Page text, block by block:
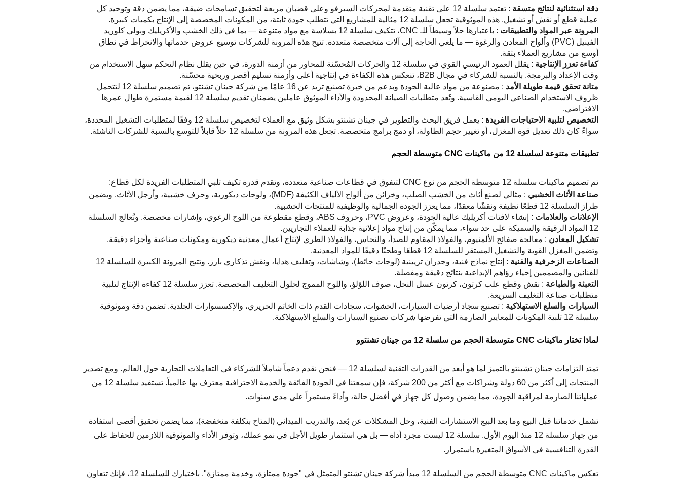
دقة استثنائية لنتائج متسقة
: تعتمد سلسلة 12 على تقنية متقدمة لمحركات السيرفو وعلى قضبان مربعة لتحقيق تسامحات ضيقة، مما يضمن دقة وتوحيد كل
عملية قطع أو نقش أو تشغيل. هذه الموثوقية تجعل سلسلة 12 مثالية للمشاريع التي تتطلب جودة ثابتة، من المكونات المخصصة إلى الإنتاج بكميات كبيرة.
المرونة عبر المواد والتطبيقات
: باعتبارها حلاً وسيطاً للـ CNC، تتكيف سلسلة 12 بسلاسة مع مواد متنوعة — بما في ذلك الخشب والأكريليك وبولي كلوريد
الفينيل (PVC) وألواح المعادن والرغوة — ما يلغي الحاجة إلى آلات متخصصة متعددة. تتيح هذه المرونة للشركات توسيع عروض خدماتها والانخراط في نطاق
أوسع من مشاريع العملاء بثقة.
كفاءة تعزز الإنتاجية
: يقلل العمود الرئيسي القوي في سلسلة 12 والحركات المُحسّنة للمحاور من أزمنة الدورة، في حين يقلل نظام التحكم سهل الاستخدام من
وقت الإعداد والبرمجة. بالنسبة للشركاء في مجال B2B، تنعكس هذه الكفاءة في إنتاجية أعلى وأزمنة تسليم أقصر وربحية محسّنة.
متانة تحقق قيمة طويلة الأمد
: مصنوعة من مواد عالية الجودة وبدعم من خبرة تصنيع تزيد عن 16 عامًا من شركة جينان تشنتو، تم تصميم سلسلة 12 لتتحمل
ظروف الاستخدام الصناعي اليومي القاسية. وتُعد متطلبات الصيانة المحدودة والأداء الموثوق عاملين يضمنان تقديم سلسلة 12 لقيمة مستمرة طوال عمرها
الافتراضي.
التخصيص لتلبية الاحتياجات الفريدة
: يعمل فريق البحث والتطوير في جينان تشنتو بشكل وثيق مع العملاء لتخصيص سلسلة 12 وفقًا لمتطلبات التشغيل المحددة،
سواءً كان ذلك تعديل قوة المغزل، أو تغيير حجم الطاولة، أو دمج برامج متخصصة. تجعل هذه المرونة من سلسلة 12 حلاً قابلاً للتوسع بالنسبة للشركات الناشئة.
تطبيقات متنوعة لسلسلة 12 من ماكينات CNC متوسطة الحجم
تم تصميم ماكينات سلسلة 12 متوسطة الحجم من نوع CNC لتتفوق في قطاعات صناعية متعددة، وتقدم قدرة تكيف تلبي المتطلبات الفريدة لكل قطاع:
صناعة الأثاث الخشبي
: مثالي لصنع أثاث من الخشب الصلب، وخزائن من ألواح الألياف الكثيفة (MDF)، ولوحات ديكورية، وحرف خشبية، وأرجل الأثاث. ويضمن
طراز السلسلة 12 قطعًا نظيفة ونقشًا معقدًا، مما يعزز الجودة الجمالية والوظيفية للمنتجات الخشبية.
الإعلانات والعلامات
: إنشاء لافتات أكريليك عالية الجودة، وعروض PVC، وحروف ABS، وقطع مقطوعة من اللوح الرغوي، وإشارات مخصصة. وتُعالج السلسلة
12 المواد الرقيقة والسميكة على حد سواء، مما يمكّن من إنتاج مواد إعلانية جذابة للعملاء التجاريين.
تشكيل المعادن : معالجة صفائح الألمنيوم، والفولاذ المقاوم للصدأ، والنحاس، والفولاذ الطري لإنتاج أعمال معدنية ديكورية ومكونات صناعية وأجزاء دقيقة.
وتضمن المغزل القوية والتشغيل المستقر للسلسلة 12 قطعًا وطحنًا دقيقًا للمواد المعدنية.
الصناعات الزخرفية والفنية
: إنتاج نماذج فنية، وجدران تزيينية (لوحات حائط)، وشاشات، وتغليف هدايا، ونقش تذكاري بارز. وتتيح المرونة الكبيرة للسلسلة 12
للفنانين والمصممين إحياء رؤاهم الإبداعية بنتائج دقيقة ومفصلة.
التعبئة والطباعة
: نقش وقطع علب كرتون، كرتون عسل النحل، صوف اللؤلؤ، واللوح المموج لحلول التغليف المخصصة. تعزز سلسلة 12 كفاءة الإنتاج لتلبية
متطلبات صناعة التغليف السريعة.
السيارات والسلع الاستهلاكية : تصنيع سجاد أرضيات السيارات، الحشوات، سجادات القدم ذات الخاتم الحريري، والإكسسوارات الجلدية. تضمن دقة وموثوقية
سلسلة 12 تلبية المكونات للمعايير الصارمة التي تفرضها شركات تصنيع السيارات والسلع الاستهلاكية.
لماذا تختار ماكينات CNC متوسطة الحجم من سلسلة 12 من جينان تشنتوو
تمتد التزامات جينان تشينتو بالتميز لما هو أبعد من القدرات التقنية لسلسلة 12 — فنحن نقدم دعماً شاملاً للشركاء في التعاملات التجارية حول العالم. ومع تصدير
المنتجات إلى أكثر من 60 دولة وشراكات مع أكثر من 200 شركة، فإن سمعتنا في الجودة الفائقة والخدمة الاحترافية معترف بها عالمياً. تستفيد سلسلة 12 من
عملياتنا الصارمة لمراقبة الجودة، مما يضمن وصول كل جهاز في أفضل حالة، وأداءً مستمراً على مدى سنوات.
تشمل خدماتنا قبل البيع وما بعد البيع الاستشارات الفنية، وحل المشكلات عن بُعد، والتدريب الميداني (المتاح بتكلفة منخفضة)، مما يضمن تحقيق أقصى استفادة
من جهاز سلسلة 12 منذ اليوم الأول. سلسلة 12 ليست مجرد أداة — بل هي استثمار طويل الأجل في نمو عملك، وتوفر الأداء والموثوقية اللازمين للحفاظ على
القدرة التنافسية في الأسواق المتغيرة باستمرار.
تعكس ماكينات CNC متوسطة الحجم من السلسلة 12 مبدأ شركة جينان تشنتو المتمثل في "جودة ممتازة، وخدمة ممتازة". باختيارك للسلسلة 12، فإنك تتعاون